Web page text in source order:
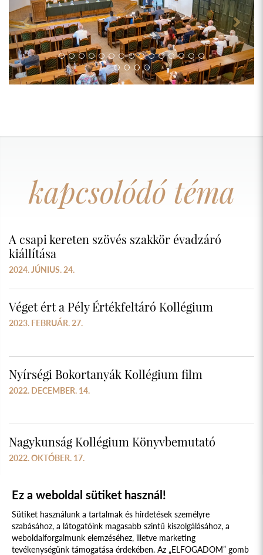
kapcsolódó téma
A csapi kereten szövés szakkör évadzáró
kiállítása
2024. JÚNIUS. 24.
Véget ért a Pély Értékfeltáró Kollégium
2023. FEBRUÁR. 27.
Nyírségi Bokortanyák Kollégium film
2022. DECEMBER. 14.
Nagykunság Kollégium Könyvbemutató
2022. OKTÓBER. 17.
Ez a weboldal sütiket használ!
Sütiket használunk a tartalmak és hirdetések személyre
szabásához, a látogatóink magasabb szintű kiszolgálásához, a
weboldalforgalmunk elemzéséhez, illetve marketing
tevékenységünk támogatása érdekében. Az „ELFOGADOM” gomb